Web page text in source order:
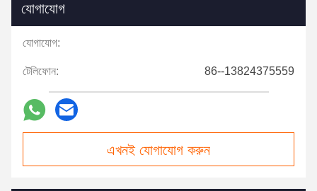
যোগাযোগ
যোগাযোগ:
টেলিফোন: 86--13824375559
এখনই যোগাযোগ করুন